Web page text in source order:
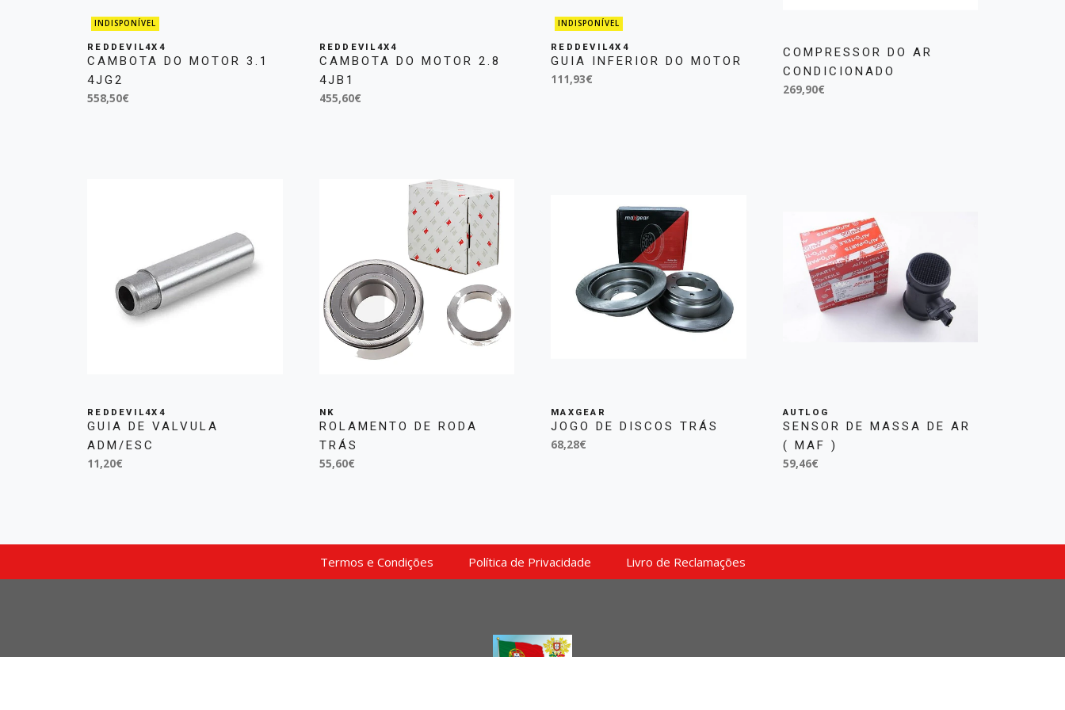
INDISPONÍVEL
REDDEVIL4X4
CAMBOTA DO MOTOR 3.1
4JG2
558,50€
REDDEVIL4X4
CAMBOTA DO MOTOR 2.8
4JB1
455,60€
INDISPONÍVEL
REDDEVIL4X4
GUIA INFERIOR DO MOTOR
111,93€
COMPRESSOR DO AR
CONDICIONADO
269,90€
REDDEVIL4X4
GUIA DE VALVULA
ADM/ESC
11,20€
NK
ROLAMENTO DE RODA
TRÁS
55,60€
MAXGEAR
JOGO DE DISCOS TRÁS
68,28€
AUTLOG
SENSOR DE MASSA DE AR
( MAF )
59,46€
Termos e Condições Política de Privacidade Livro de Reclamações